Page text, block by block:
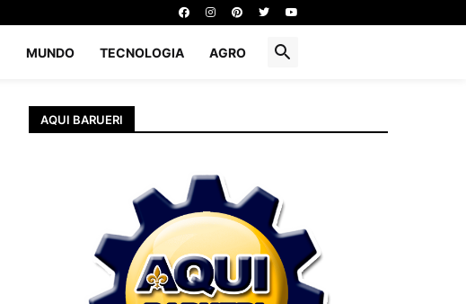
MUNDO TECNOLOGIA AGRO
AQUI BARUERI